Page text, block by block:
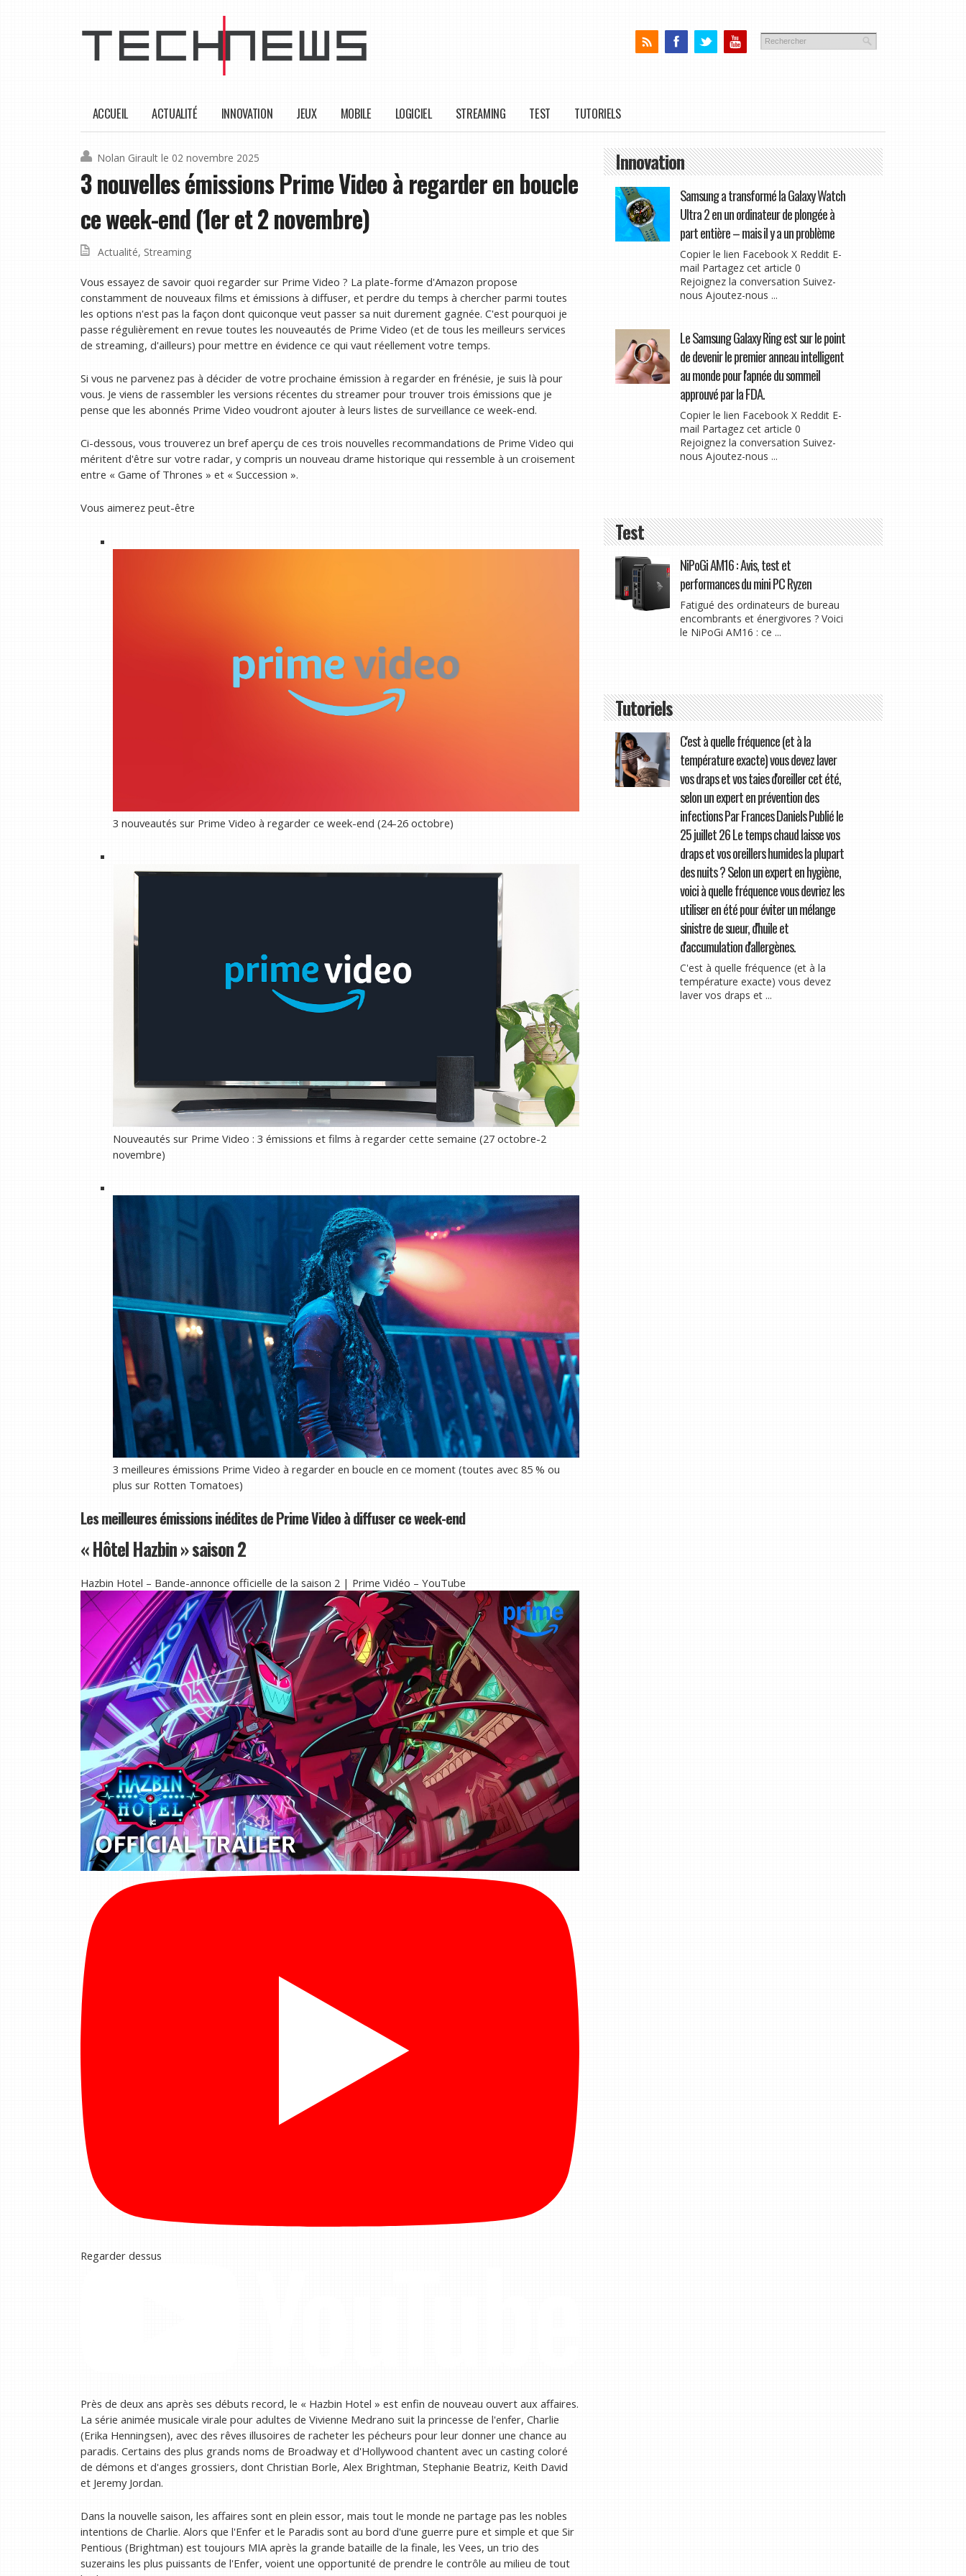
ACCUEIL ACTUALITÉ INNOVATION JEUX MOBILE LOGICIEL STREAMING TEST TUTORIELS
Nolan Girault le 02 novembre 2025
3 nouvelles émissions Prime Video à regarder en boucle
ce week-end (1er et 2 novembre)
Actualité, Streaming
Vous essayez de savoir quoi regarder sur Prime Video ? La plate-forme d'Amazon propose
constamment de nouveaux films et émissions à diffuser, et perdre du temps à chercher parmi toutes
les options n'est pas la façon dont quiconque veut passer sa nuit durement gagnée. C'est pourquoi je
passe régulièrement en revue toutes les nouveautés de Prime Video (et de tous les meilleurs services
de streaming, d'ailleurs) pour mettre en évidence ce qui vaut réellement votre temps.
Si vous ne parvenez pas à décider de votre prochaine émission à regarder en frénésie, je suis là pour
vous. Je viens de rassembler les versions récentes du streamer pour trouver trois émissions que je
pense que les abonnés Prime Video voudront ajouter à leurs listes de surveillance ce week-end.
Ci-dessous, vous trouverez un bref aperçu de ces trois nouvelles recommandations de Prime Video qui
méritent d'être sur votre radar, y compris un nouveau drame historique qui ressemble à un croisement
entre « Game of Thrones » et « Succession ».
Vous aimerez peut-être
3 nouveautés sur Prime Video à regarder ce week-end (24-26 octobre)
Nouveautés sur Prime Video : 3 émissions et films à regarder cette semaine (27 octobre-2
novembre)
3 meilleures émissions Prime Video à regarder en boucle en ce moment (toutes avec 85 % ou
plus sur Rotten Tomatoes)
Les meilleures émissions inédites de Prime Video à diffuser ce week-end
« Hôtel Hazbin » saison 2
Hazbin Hotel – Bande-annonce officielle de la saison 2 | Prime Vidéo – YouTube
Regarder dessus
Près de deux ans après ses débuts record, le « Hazbin Hotel » est enfin de nouveau ouvert aux affaires.
La série animée musicale virale pour adultes de Vivienne Medrano suit la princesse de l'enfer, Charlie
(Erika Henningsen), avec des rêves illusoires de racheter les pécheurs pour leur donner une chance au
paradis. Certains des plus grands noms de Broadway et d'Hollywood chantent avec un casting coloré
de démons et d'anges grossiers, dont Christian Borle, Alex Brightman, Stephanie Beatriz, Keith David
et Jeremy Jordan.
Dans la nouvelle saison, les affaires sont en plein essor, mais tout le monde ne partage pas les nobles
intentions de Charlie. Alors que l'Enfer et le Paradis sont au bord d'une guerre pure et simple et que Sir
Pentious (Brightman) est toujours MIA après la grande bataille de la finale, les Vees, un trio des
suzerains les plus puissants de l'Enfer, voient une opportunité de prendre le contrôle au milieu de tout
Innovation
Samsung a transformé la Galaxy Watch
Ultra 2 en un ordinateur de plongée à
part entière – mais il y a un problème
Copier le lien Facebook X Reddit E-
mail Partagez cet article 0
Rejoignez la conversation Suivez-
nous Ajoutez-nous ...
Le Samsung Galaxy Ring est sur le point
de devenir le premier anneau intelligent
au monde pour l'apnée du sommeil
approuvé par la FDA.
Copier le lien Facebook X Reddit E-
mail Partagez cet article 0
Rejoignez la conversation Suivez-
nous Ajoutez-nous ...
Test
NiPoGi AM16 : Avis, test et
performances du mini PC Ryzen
Fatigué des ordinateurs de bureau
encombrants et énergivores ? Voici
le NiPoGi AM16 : ce ...
Tutoriels
C'est à quelle fréquence (et à la
température exacte) vous devez laver
vos draps et vos taies d'oreiller cet été,
selon un expert en prévention des
infections Par Frances Daniels Publié le
25 juillet 26 Le temps chaud laisse vos
draps et vos oreillers humides la plupart
des nuits ? Selon un expert en hygiène,
voici à quelle fréquence vous devriez les
utiliser en été pour éviter un mélange
sinistre de sueur, d'huile et
d'accumulation d'allergènes.
C'est à quelle fréquence (et à la
température exacte) vous devez
laver vos draps et ...